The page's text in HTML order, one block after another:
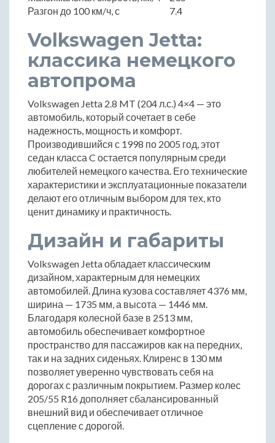
Разгон до 100 км/ч, с
7.4
Volkswagen Jetta:
классика немецкого
автопрома
Volkswagen Jetta 2.8 MT (204 л.с.) 4×4 — это
автомобиль, который сочетает в себе
надежность, мощность и комфорт.
Производившийся с 1998 по 2005 год, этот
седан класса C остается популярным среди
любителей немецкого качества. Его технические
характеристики и эксплуатационные показатели
делают его отличным выбором для тех, кто
ценит динамику и практичность.
Дизайн и габариты
Volkswagen Jetta обладает классическим
дизайном, характерным для немецких
автомобилей. Длина кузова составляет 4376 мм,
ширина — 1735 мм, а высота — 1446 мм.
Благодаря колесной базе в 2513 мм,
автомобиль обеспечивает комфортное
пространство для пассажиров как на передних,
так и на задних сиденьях. Клиренс в 130 мм
позволяет уверенно чувствовать себя на
дорогах с различным покрытием. Размер колес
205/55 R16 дополняет сбалансированный
внешний вид и обеспечивает отличное
сцепление с дорогой.